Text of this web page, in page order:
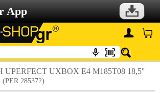
App
UXBOX E4 M185T08 18,5''
(PER.285372)